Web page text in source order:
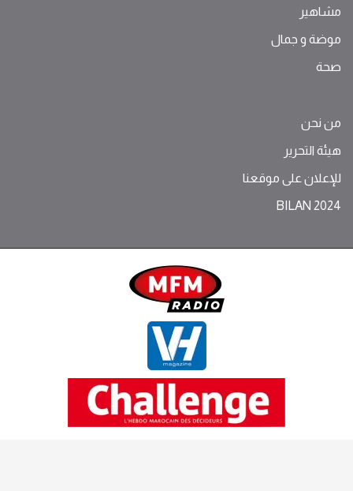
مشاهير
موضة ‫و‬ ‫‬‫جمال‬
صحة
من نحن
هيئة التحرير
للإعلان على موقعنا
BILAN 2024